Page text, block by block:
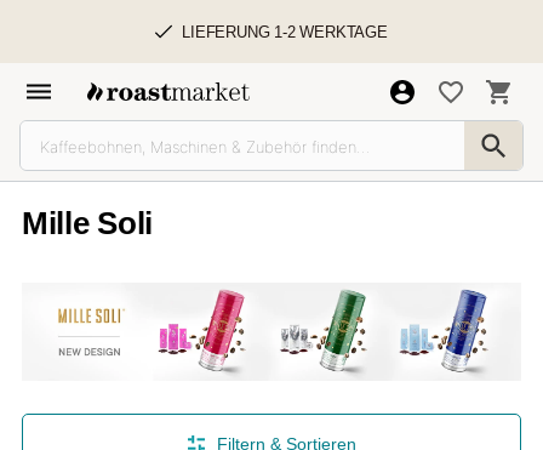
LIEFERUNG 1-2 WERKTAGE
Mille Soli
Filtern & Sortieren